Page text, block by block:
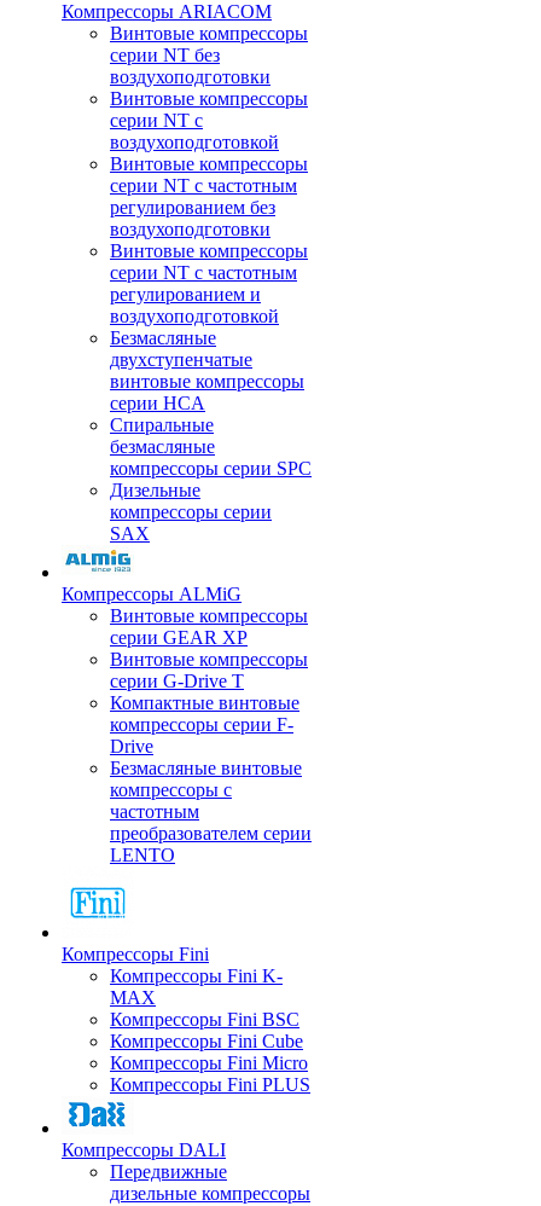
Компрессоры ARIACOM
Винтовые компрессоры
серии NT без
воздухоподготовки
Винтовые компрессоры
серии NT c
воздухоподготовкой
Винтовые компрессоры
серии NT с частотным
регулированием без
воздухоподготовки
Винтовые компрессоры
серии NT с частотным
регулированием и
воздухоподготовкой
Безмасляные
двухступенчатые
винтовые компрессоры
серии HCA
Спиральные
безмасляные
компрессоры серии SPC
Дизельные
компрессоры серии
SAX
Компрессоры ALMiG
Винтовые компрессоры
серии GEAR XP
Винтовые компрессоры
серии G-Drive T
Компактные винтовые
компрессоры серии F-
Drive
Безмасляные винтовые
компрессоры с
частотным
преобразователем серии
LENTO
Компрессоры Fini
Компрессоры Fini K-
MAX
Компрессоры Fini BSC
Компрессоры Fini Cube
Компрессоры Fini Micro
Компрессоры Fini PLUS
Компрессоры DALI
Передвижные
дизельные компрессоры